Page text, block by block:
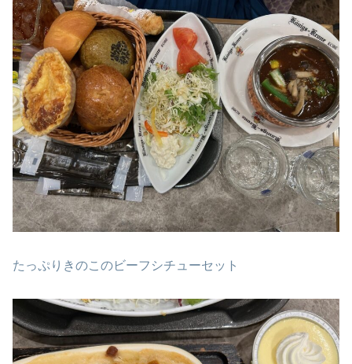
たっぷりきのこのビーフシチューセット